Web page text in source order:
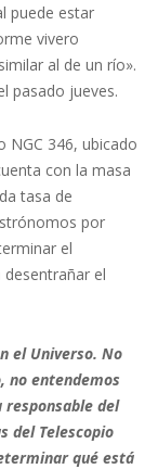
puede estar
vivero
al de un río».
pasado jueves.
NGC 346, ubicado
con la masa
tasa de
por
el
el
el Universo. No
no entendemos
del
del Telescopio
qué está